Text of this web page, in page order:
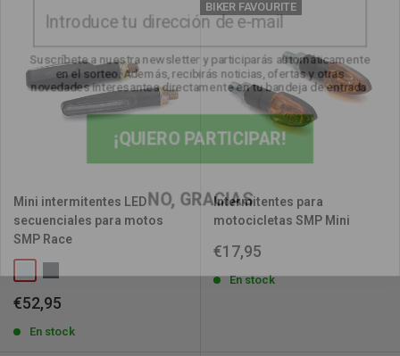
Mini intermitentes LED
secuenciales para motos
SMP Race
Precio
venta
€52,95
En stock
BIKER FAVOURITE
Intermitentes para
motocicletas SMP Mini
Precio
venta
€17,95
En stock
Suscríbete a nuestra newsletter y participarás automáticamente
novedades interesantes directamente en tu bandeja de entrada.
¡QUIERO PARTICIPAR!
NO, GRACIAS